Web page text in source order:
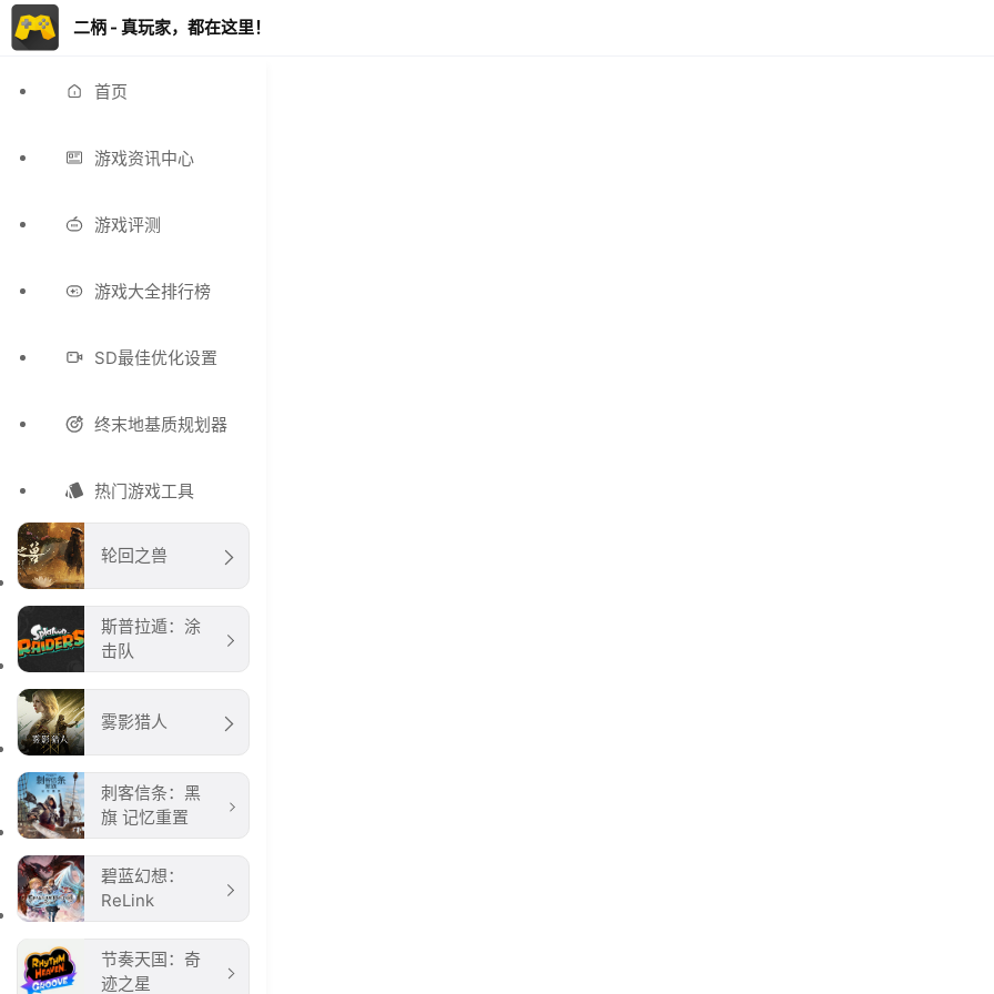
二柄 - 真玩家，都在这里！
首页
游戏资讯中心
游戏评测
游戏大全排行榜
SD最佳优化设置
终末地基质规划器
热门游戏工具
轮回之兽
斯普拉遁：涂
击队
雾影猎人
刺客信条：黑
旗 记忆重置
碧蓝幻想：
ReLink
节奏天国：奇
迹之星